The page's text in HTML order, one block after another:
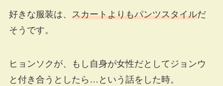
好きな服装は、 スカートよりもパンツスタイルだ
そうです。
ヒョンソクが、もし自身が女性だとしてジョンウ
と付き合うとしたら…という話をした時。